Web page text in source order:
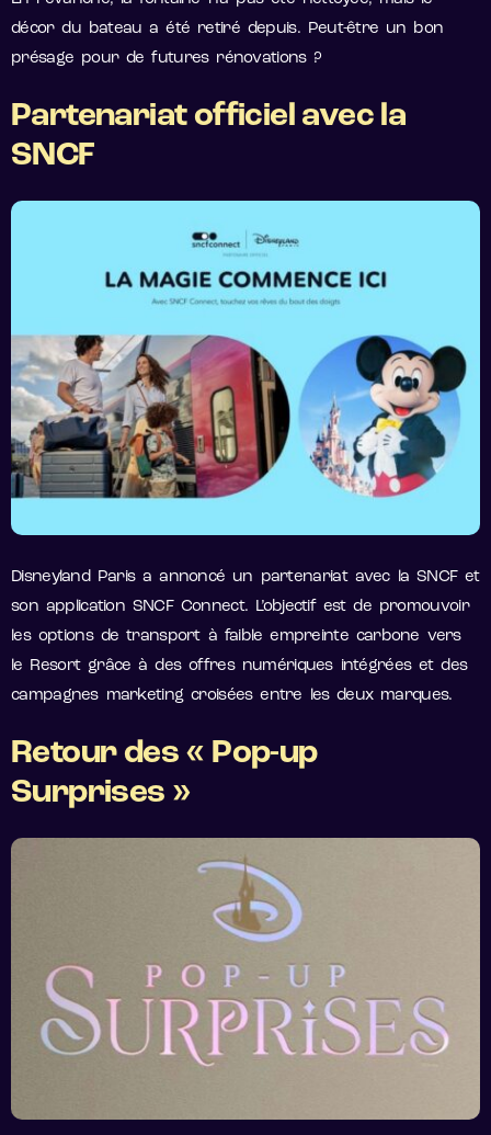
décor du bateau a été retiré depuis. Peut-être un bon
présage pour de futures rénovations ?
Partenariat officiel avec la
SNCF
Disneyland Paris a annoncé un partenariat avec la SNCF et
son application SNCF Connect. L’objectif est de promouvoir
les options de transport à faible empreinte carbone vers
le Resort grâce à des offres numériques intégrées et des
campagnes marketing croisées entre les deux marques.
Retour des « Pop-up
Surprises »